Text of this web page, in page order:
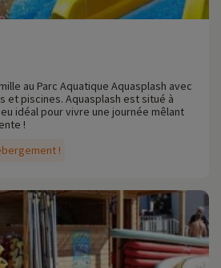
!
au Parc Aquatique Aquasplash avec
et piscines. Aquasplash est situé à
idéal pour vivre une journée mêlant
!